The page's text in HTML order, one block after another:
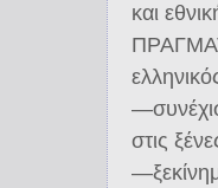
και
στις